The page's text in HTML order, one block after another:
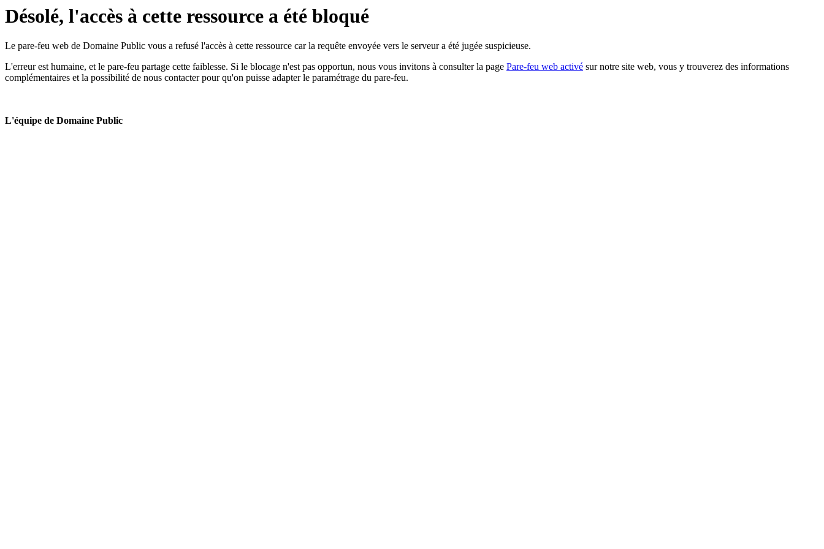
Désolé, l'accès à cette ressource a été bloqué
Le pare-feu web de Domaine Public vous a refusé l'accès à cette ressource car la requête envoyée vers le serveur a été jugée suspicieuse.
L'erreur est humaine, et le pare-feu partage cette faiblesse. Si le blocage n'est pas opportun, nous vous invitons à consulter la page Pare-feu web activé sur notre site web, vous y trouverez des informations
complémentaires et la possibilité de nous contacter pour qu'on puisse adapter le paramétrage du pare-feu.
L'équipe de Domaine Public